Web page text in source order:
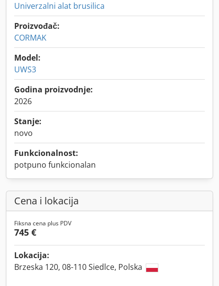
Univerzalni alat brusilica
Proizvođač:
CORMAK
Model:
UWS3
Godina proizvodnje:
2026
Stanje:
novo
Funkcionalnost:
potpuno funkcionalan
Cena i lokacija
Fiksna cena plus PDV
745 €
Lokacija:
Brzeska 120, 08-110 Siedlce, Polska